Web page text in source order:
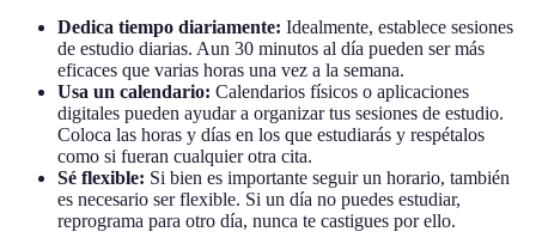
Dedica tiempo diariamente: Idealmente, establece sesiones
de estudio diarias. Aun 30 minutos al día pueden ser más
eficaces que varias horas una vez a la semana.
Usa un calendario: Calendarios físicos o aplicaciones
digitales pueden ayudar a organizar tus sesiones de estudio.
Coloca las horas y días en los que estudiarás y respétalos
como si fueran cualquier otra cita.
Sé flexible: Si bien es importante seguir un horario, también
es necesario ser flexible. Si un día no puedes estudiar,
reprograma para otro día, nunca te castigues por ello.